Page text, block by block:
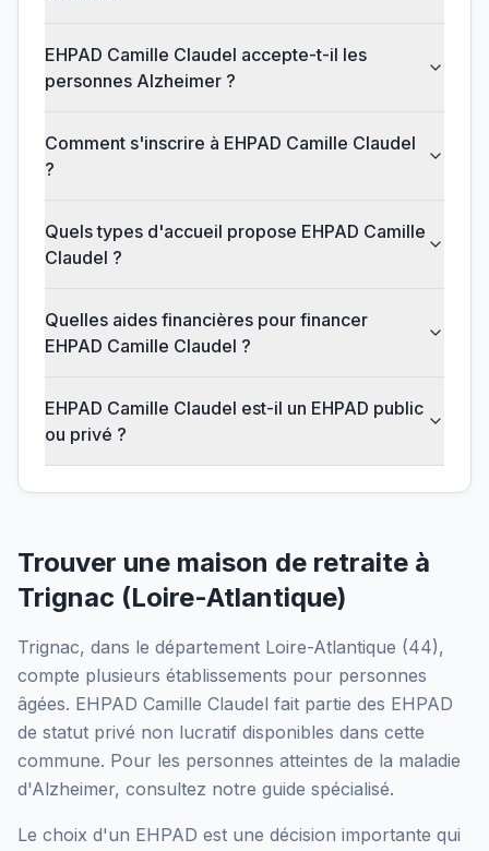
EHPAD Camille Claudel accepte-t-il les
personnes Alzheimer ?
Comment s'inscrire à EHPAD Camille Claudel
?
Quels types d'accueil propose EHPAD Camille
Claudel ?
Quelles aides financières pour financer
EHPAD Camille Claudel ?
EHPAD Camille Claudel est-il un EHPAD public
ou privé ?
Trouver une maison de retraite à
Trignac (Loire-Atlantique)
Trignac, dans le département Loire-Atlantique (44),
compte plusieurs établissements pour personnes
âgées. EHPAD Camille Claudel fait partie des EHPAD
de statut privé non lucratif disponibles dans cette
commune. Pour les personnes atteintes de la maladie
d'Alzheimer, consultez notre guide spécialisé.
Le choix d'un EHPAD est une décision importante qui